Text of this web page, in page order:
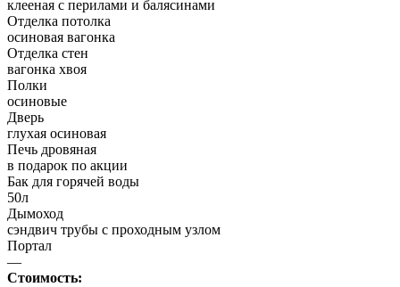
клееная с перилами и балясинами
Отделка потолка
осиновая вагонка
Отделка стен
вагонка хвоя
Полки
осиновые
Дверь
глухая осиновая
Печь дровяная
в подарок по акции
Бак для горячей воды
50л
Дымоход
сэндвич трубы с проходным узлом
Портал
—
Стоимость: